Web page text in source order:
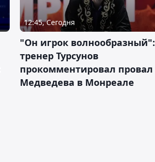
12:45, Сегодня
"Он игрок волнообразный":
тренер Турсунов
прокомментировал провал
Медведева в Монреале